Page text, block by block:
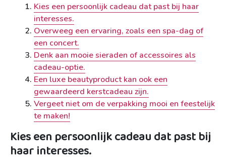
Kies een persoonlijk cadeau dat past bij haar
interesses.
Overweeg een ervaring, zoals een spa-dag of
een concert.
Denk aan mooie sieraden of accessoires als
cadeau-optie.
Een luxe beautyproduct kan ook een
gewaardeerd kerstcadeau zijn.
Vergeet niet om de verpakking mooi en feestelijk
te maken!
Kies een persoonlijk cadeau dat past bij
haar interesses.